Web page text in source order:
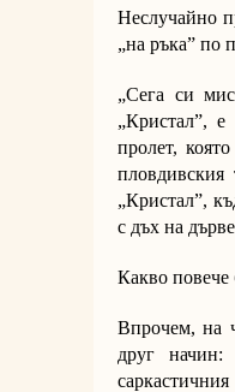
Неслучайно
„на ръка” по
„Сега си
„Кристал”,
пролет,
„Кристал”,
с дъх на
Какво повече
Впрочем, на
друг